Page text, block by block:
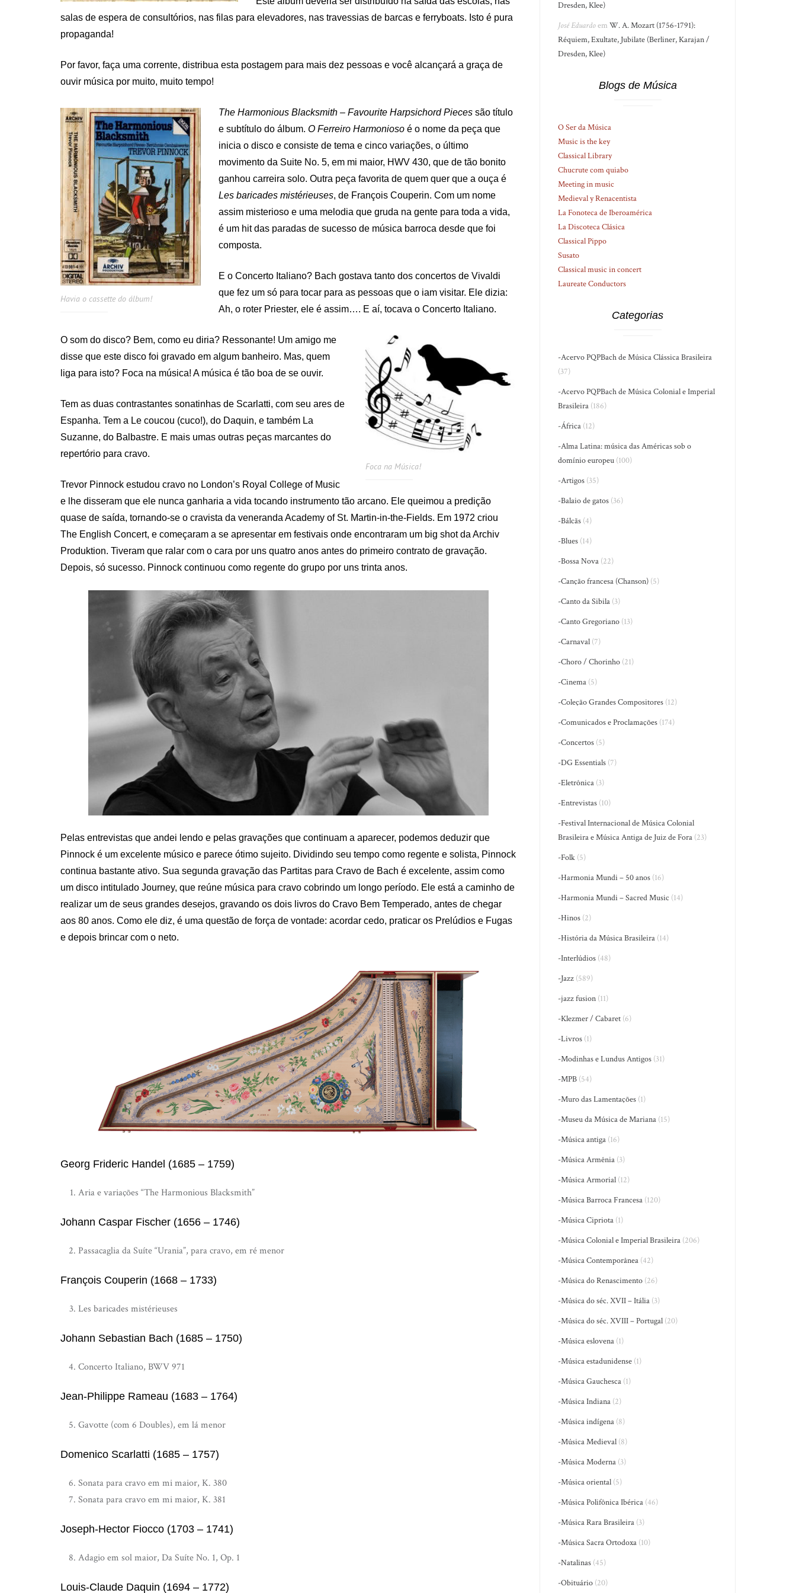
salas de espera de consultórios, nas filas para elevadores, nas travessias de barcas e ferryboats. Isto é pura
propaganda!
Por favor, faça uma corrente, distribua esta postagem para mais dez pessoas e você alcançará a graça de
ouvir música por muito, muito tempo!
Havia o cassette do álbum!
The Harmonious Blacksmith – Favourite Harpsichord Pieces são título
e subtítulo do álbum. O Ferreiro Harmonioso é o nome da peça que
inicia o disco e consiste de tema e cinco variações, o último
movimento da Suite No. 5, em mi maior, HWV 430, que de tão bonito
ganhou carreira solo. Outra peça favorita de quem quer que a ouça é
Les baricades mistérieuses, de François Couperin. Com um nome
assim misterioso e uma melodia que gruda na gente para toda a vida,
é um hit das paradas de sucesso de música barroca desde que foi
composta.
E o Concerto Italiano? Bach gostava tanto dos concertos de Vivaldi
que fez um só para tocar para as pessoas que o iam visitar. Ele dizia:
Ah, o roter Priester, ele é assim…. E aí, tocava o Concerto Italiano.
Foca na Música!
O som do disco? Bem, como eu diria? Ressonante! Um amigo me
disse que este disco foi gravado em algum banheiro. Mas, quem
liga para isto? Foca na música! A música é tão boa de se ouvir.
Tem as duas contrastantes sonatinhas de Scarlatti, com seu ares de
Espanha. Tem a Le coucou (cuco!), do Daquin, e também La
Suzanne, do Balbastre. E mais umas outras peças marcantes do
repertório para cravo.
Trevor Pinnock estudou cravo no London’s Royal College of Music
e lhe disseram que ele nunca ganharia a vida tocando instrumento tão arcano. Ele queimou a predição
quase de saída, tornando-se o cravista da veneranda Academy of St. Martin-in-the-Fields. Em 1972 criou
The English Concert, e começaram a se apresentar em festivais onde encontraram um big shot da Archiv
Produktion. Tiveram que ralar com o cara por uns quatro anos antes do primeiro contrato de gravação.
Depois, só sucesso. Pinnock continuou como regente do grupo por uns trinta anos.
Pelas entrevistas que andei lendo e pelas gravações que continuam a aparecer, podemos deduzir que
Pinnock é um excelente músico e parece ótimo sujeito. Dividindo seu tempo como regente e solista, Pinnock
continua bastante ativo. Sua segunda gravação das Partitas para Cravo de Bach é excelente, assim como
um disco intitulado Journey, que reúne música para cravo cobrindo um longo período. Ele está a caminho de
realizar um de seus grandes desejos, gravando os dois livros do Cravo Bem Temperado, antes de chegar
aos 80 anos. Como ele diz, é uma questão de força de vontade: acordar cedo, praticar os Prelúdios e Fugas
e depois brincar com o neto.
Georg Frideric Handel (1685 – 1759)
Aria e variações “The Harmonious Blacksmith”
Johann Caspar Fischer (1656 – 1746)
Passacaglia da Suíte “Urania”, para cravo, em ré menor
François Couperin (1668 – 1733)
Les baricades mistérieuses
Johann Sebastian Bach (1685 – 1750)
Concerto Italiano, BWV 971
Jean-Philippe Rameau (1683 – 1764)
Gavotte (com 6 Doubles), em lá menor
Domenico Scarlatti (1685 – 1757)
Sonata para cravo em mi maior, K. 380
Sonata para cravo em mi maior, K. 381
Joseph-Hector Fiocco (1703 – 1741)
Adagio em sol maior, Da Suíte No. 1, Op. 1
Louis-Claude Daquin (1694 – 1772)
Dresden, Klee)
José EduardoemW. A. Mozart (1756-1791):
Réquiem, Exultate, Jubilate (Berliner, Karajan /
Dresden, Klee)
Blogs de Música
O Ser da Música
Music is the key
Classical Library
Chucrute com quiabo
Meeting in music
Medieval y Renacentista
La Fonoteca de Iberoamérica
La Discoteca Clásica
Classical Pippo
Susato
Classical music in concert
Laureate Conductors
Categorias
-Acervo PQPBach de Música Clássica Brasileira
(37)
-Acervo PQPBach de Música Colonial e Imperial
Brasileira (186)
-África (12)
-Alma Latina: música das Américas sob o
domínio europeu (100)
-Artigos (35)
-Balaio de gatos (36)
-Bálcãs (4)
-Blues (14)
-Bossa Nova (22)
-Canção francesa (Chanson) (5)
-Canto da Sibila (3)
-Canto Gregoriano (13)
-Carnaval (7)
-Choro / Chorinho (21)
-Cinema (5)
-Coleção Grandes Compositores (12)
-Comunicados e Proclamações (174)
-Concertos (5)
-DG Essentials (7)
-Eletrônica (3)
-Entrevistas (10)
-Festival Internacional de Música Colonial
Brasileira e Música Antiga de Juiz de Fora (23)
-Folk (5)
-Harmonia Mundi – 50 anos (16)
-Harmonia Mundi – Sacred Music (14)
-Hinos (2)
-História da Música Brasileira (14)
-Interlúdios (48)
-Jazz (589)
-jazz fusion (11)
-Klezmer / Cabaret (6)
-Livros (1)
-Modinhas e Lundus Antigos (31)
-MPB (54)
-Muro das Lamentações (1)
-Museu da Música de Mariana (15)
-Música antiga (16)
-Música Armênia (3)
-Música Armorial (12)
-Música Barroca Francesa (120)
-Música Cipriota (1)
-Música Colonial e Imperial Brasileira (206)
-Música Contemporânea (42)
-Música do Renascimento (26)
-Música do séc. XVII – Itália (3)
-Música do séc. XVIII – Portugal (20)
-Música eslovena (1)
-Música estadunidense (1)
-Música Gauchesca (1)
-Música Indiana (2)
-Música indígena (8)
-Música Medieval (8)
-Música Moderna (3)
-Música oriental (5)
-Música Polifônica Ibérica (46)
-Música Rara Brasileira (3)
-Música Sacra Ortodoxa (10)
-Natalinas (45)
-Obituário (20)